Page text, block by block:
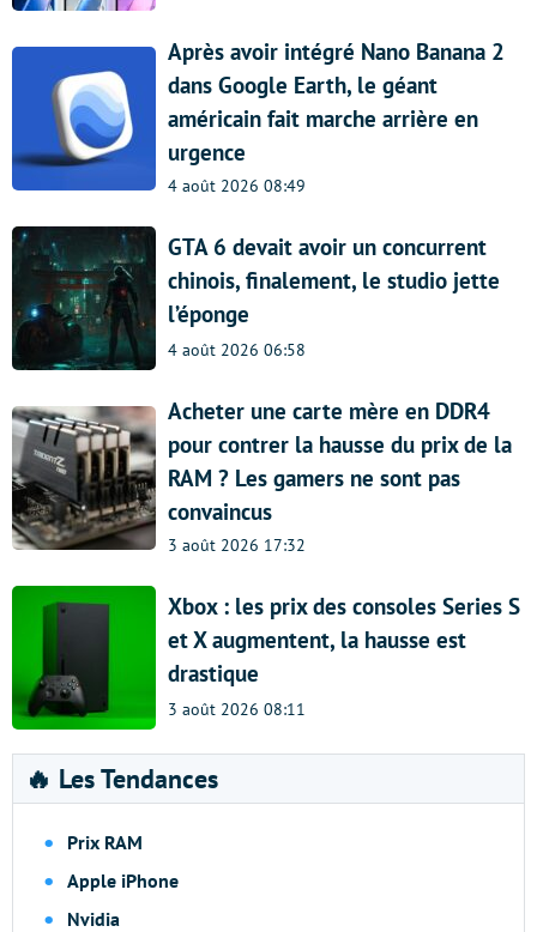
Après avoir intégré Nano Banana 2
dans Google Earth, le géant
américain fait marche arrière en
urgence
4 août 2026 08:49
GTA 6 devait avoir un concurrent
chinois, finalement, le studio jette
l’éponge
4 août 2026 06:58
Acheter une carte mère en DDR4
pour contrer la hausse du prix de la
RAM ? Les gamers ne sont pas
convaincus
3 août 2026 17:32
Xbox : les prix des consoles Series S
et X augmentent, la hausse est
drastique
3 août 2026 08:11
🔥 Les Tendances
Prix RAM
Apple iPhone
Nvidia